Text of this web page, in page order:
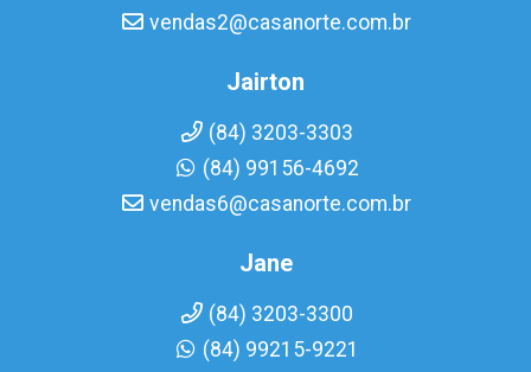
vendas2@casanorte.com.br
Jairton
(84) 3203-3303
(84) 99156-4692
vendas6@casanorte.com.br
Jane
(84) 3203-3300
(84) 99215-9221